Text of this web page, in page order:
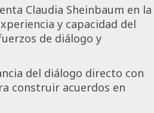
Claudia Sheinbaum en la
y capacidad del
de diálogo y
del diálogo directo con
construir acuerdos en